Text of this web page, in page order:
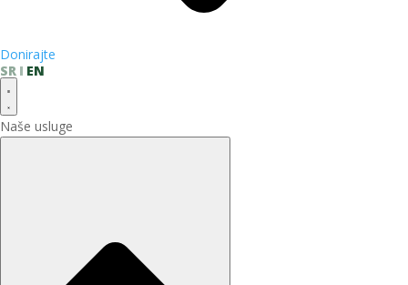
Donirajte
SR
EN
Naše usluge